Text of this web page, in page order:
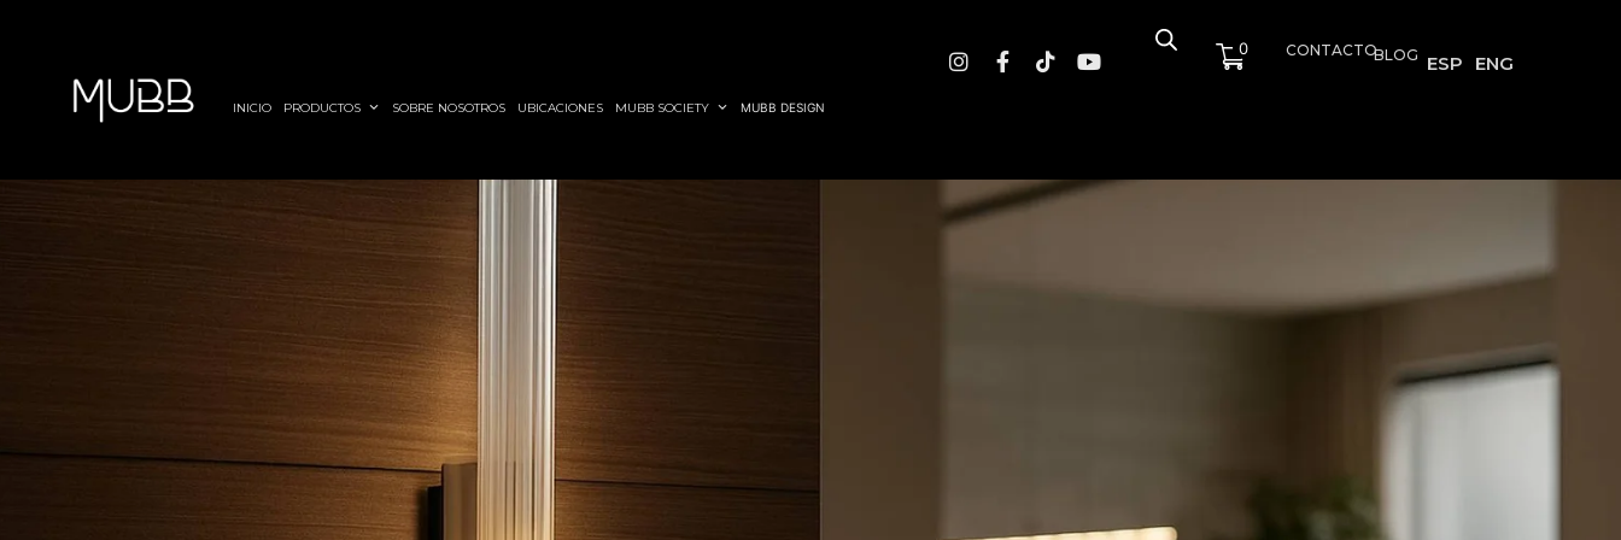
INICIO PRODUCTOS SOBRE NOSOTROS UBICACIONES MUBB SOCIETY MUBB DESIGN
0 CONTACTOBLOG ESP ENG